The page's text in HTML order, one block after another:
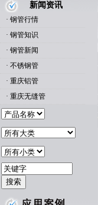
新闻资讯
· 钢管行情
· 钢管知识
· 钢管新闻
· 不锈钢管
· 重庆铝管
· 重庆无缝管